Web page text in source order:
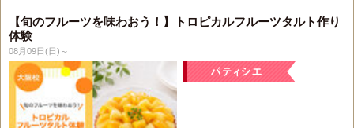
【旬のフルーツを味わおう！】トロピカルフルーツタルト作り
体験
08月09日(日)～